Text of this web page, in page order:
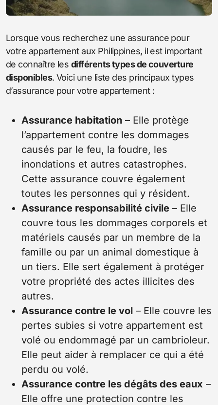
Lorsque vous recherchez une assurance pour
votre appartement aux Philippines, il est important
de connaître les différents types de couverture
disponibles. Voici une liste des principaux types
d’assurance pour votre appartement :
Assurance habitation – Elle protège
l’appartement contre les dommages
causés par le feu, la foudre, les
inondations et autres catastrophes.
Cette assurance couvre également
toutes les personnes qui y résident.
Assurance responsabilité civile – Elle
couvre tous les dommages corporels et
matériels causés par un membre de la
famille ou par un animal domestique à
un tiers. Elle sert également à protéger
votre propriété des actes illicites des
autres.
Assurance contre le vol – Elle couvre les
pertes subies si votre appartement est
volé ou endommagé par un cambrioleur.
Elle peut aider à remplacer ce qui a été
perdu ou volé.
Assurance contre les dégâts des eaux –
Elle offre une protection contre les